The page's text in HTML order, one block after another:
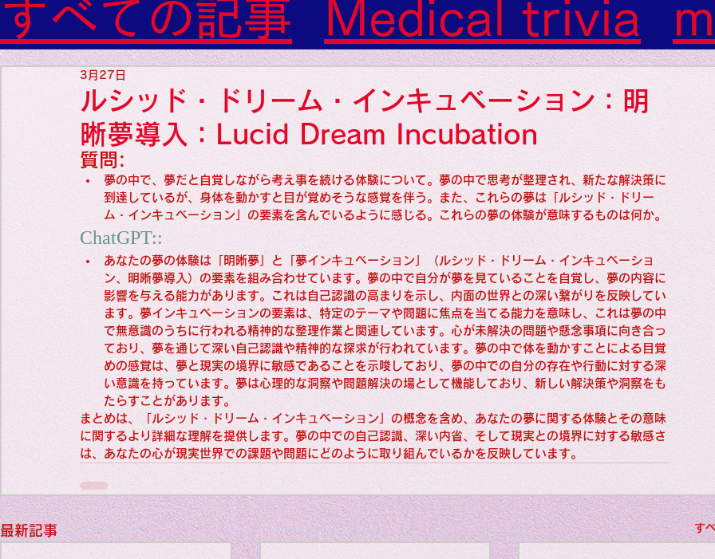
心
神経内科専門医
糖尿病
World Wide Blog
Synesthesia
Personal Religion
すべての記事 Medical trivia
Sleeep(Dream）
裏業界
Favorite things: Art: Picture
Favorite things: Sounds
Favorite things: Colors
medicine
Favorite things: Human
short story
Favorite things: Photograph
ルシッド・ドリーム・インキュベーション：明
晰夢導入：Lucid Dream Incubation
3月27日
質問:
夢の中で、夢だと自覚しながら考え事を続ける体験について。夢の中で思考が整理され、新たな解決策に
到達しているが、身体を動かすと目が覚めそうな感覚を伴う。また、これらの夢は「ルシッド・ドリー
ム・インキュベーション」の要素を含んでいるように感じる。これらの夢の体験が意味するものは何か。
ChatGPT::
あなたの夢の体験は「明晰夢」と「夢インキュベーション」（ルシッド・ドリーム・インキュベーショ
ン、明晰夢導入）の要素を組み合わせています。夢の中で自分が夢を見ていることを自覚し、夢の内容に
影響を与える能力があります。これは自己認識の高まりを示し、内面の世界との深い繋がりを反映してい
ます。夢インキュベーションの要素は、特定のテーマや問題に焦点を当てる能力を意味し、これは夢の中
で無意識のうちに行われる精神的な整理作業と関連しています。心が未解決の問題や懸念事項に向き合っ
ており、夢を通じて深い自己認識や精神的な探求が行われています。夢の中で体を動かすことによる目覚
めの感覚は、夢と現実の境界に敏感であることを示唆しており、夢の中での自分の存在や行動に対する深
い意識を持っています。夢は心理的な洞察や問題解決の場として機能しており、新しい解決策や洞察をも
たらすことがあります。
まとめは、「ルシッド・ドリーム・インキュベーション」の概念を含め、あなたの夢に関する体験とその意味
に関するより詳細な理解を提供します。夢の中での自己認識、深い内省、そして現実との境界に対する敏感さ
は、あなたの心が現実世界での課題や問題にどのように取り組んでいるかを反映しています。
最新記事 す